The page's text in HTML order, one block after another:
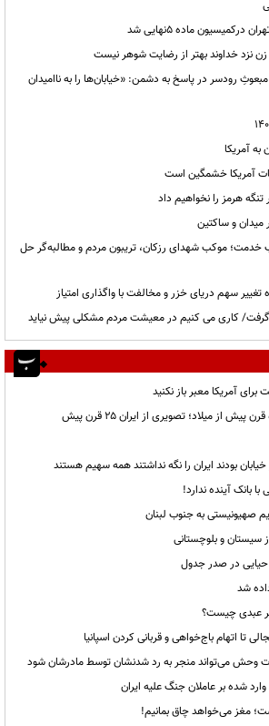
ماده ۵نهایی شد
نزد خداوند بهتر از رضایت شوهر نیست
رودسر در پاسخ به دشمن: «خیابان‌ها را به ناامیدان
آمریکا
آمریکا خشمگین است
هرمز را نخواهیم داد
و ساکتین
موکب شهدای رزکان، تریبون مردم و مطالبه‌گر حل
سهم دریای خزر و مخالفت با واگذاری امتیاز
کار گرفت/ کاری می کنیم در معیشت مردم مشکلی پیش نیاید
آمریکا معبر باز نکنید
بودند ایران را نگه نداشتند همه سهیم هستند
بانک آینده ندارد!
به جنوب لبنان
سیستان و بلوچستانی
حیایی در صدر جدول
شد
عبدی چیست؟
تا اتهام باج‌خواهی و قربانی کردن اسپانیا
وحش می‌تواند منجر به رد شدنشان توسط مادرشان شود
شده بر عاملان جنگ علیه ایران
مغز می‌خواهد چاق بمانیم!